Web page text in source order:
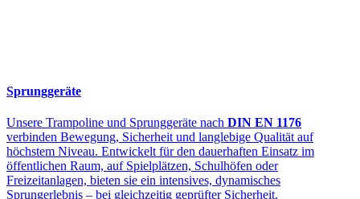
Sprunggeräte
Unsere Trampoline und Sprunggeräte nach DIN EN 1176
verbinden Bewegung, Sicherheit und langlebige Qualität auf
höchstem Niveau. Entwickelt für den dauerhaften Einsatz im
öffentlichen Raum, auf Spielplätzen, Schulhöfen oder
Freizeitanlagen, bieten sie ein intensives, dynamisches
Sprungerlebnis – bei gleichzeitig geprüfter Sicherheit.